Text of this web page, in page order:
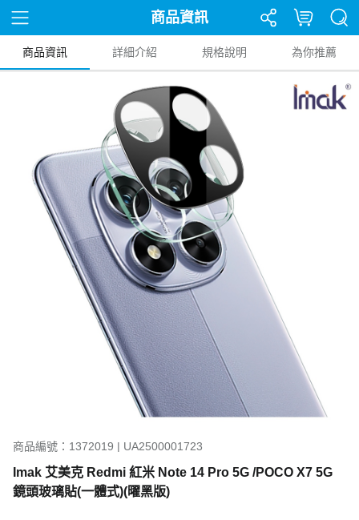
商品資訊
商品資訊 詳細介紹 規格說明 為你推薦
商品編號：1372019 | UA2500001723
Imak 艾美克 Redmi 紅米 Note 14 Pro 5G /POCO X7 5G
鏡頭玻璃貼(一體式)(曜黑版)